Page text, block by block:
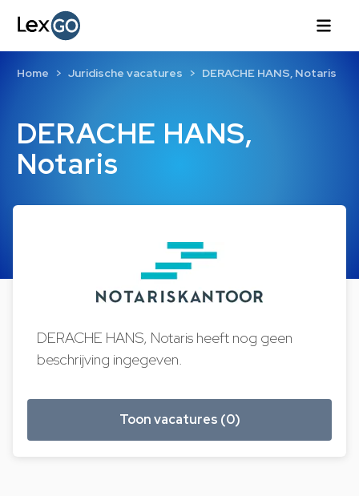
DERACHE HANS,
Notaris
Home Juridische vacatures DERACHE HANS, Notaris
DERACHE HANS, Notaris heeft nog geen
beschrijving ingegeven.
Toon vacatures (0)